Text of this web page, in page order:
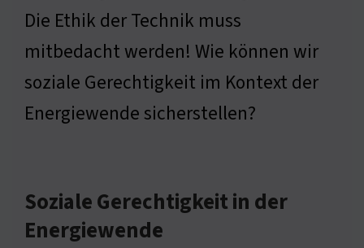
Die Ethik der Technik muss
mitbedacht werden! Wie können wir
soziale Gerechtigkeit im Kontext der
Energiewende sicherstellen?
Soziale Gerechtigkeit in der
Energiewende